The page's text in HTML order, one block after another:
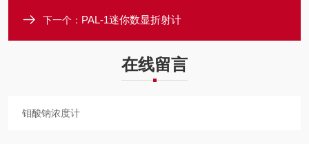
下一个： PAL-1迷你数显折射计
在线留言